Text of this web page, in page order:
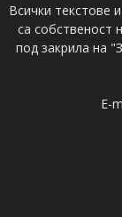
Всички текстове
са
под закрила на
E-